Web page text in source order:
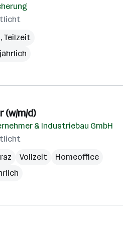
Teilzeit
(w/m/d)
& Industriebau GmbH
Vollzeit
Homeoffice